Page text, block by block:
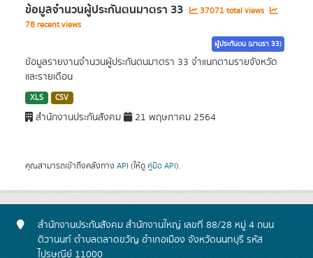
ข้อมูลจำนวนผู้ประกันตนมาตรา 33
37071 total views
78 recent views
ผู้ประกันตน (มาตรา 33)
ข้อมูลรายงานจำนวนผู้ประกันตนมาตรา 33 จำแนกตามรายจังหวัด
และรายเดือน
XLS CSV
สำนักงานประกันสังคม 21 พฤษภาคม 2564
คุณสามารถเข้าถึงคลังทาง API (ให้ดู คู่มือ API).
สำนักงานประกันสังคม สำนักงานใหญ่ เลขที่ 88/28 หมู่ 4 ถนน
ติวานนท์ ตำบลตลาดขวัญ อำเภอเมือง จังหวัดนนทบุรี รหัส
ไปรษณีย์ 11000